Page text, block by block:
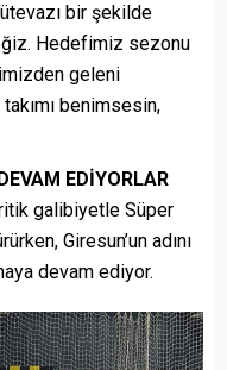
bir şekilde
Hedefimiz sezonu
geleni
benimsesin,
EDİYORLAR
galibiyetle Süper
Giresun’un adını
devam ediyor.